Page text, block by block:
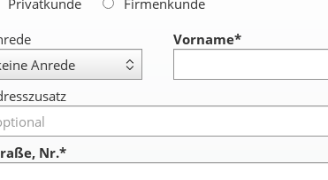
Privatkunde
Firmenkunde
Vorname*
Nr.*